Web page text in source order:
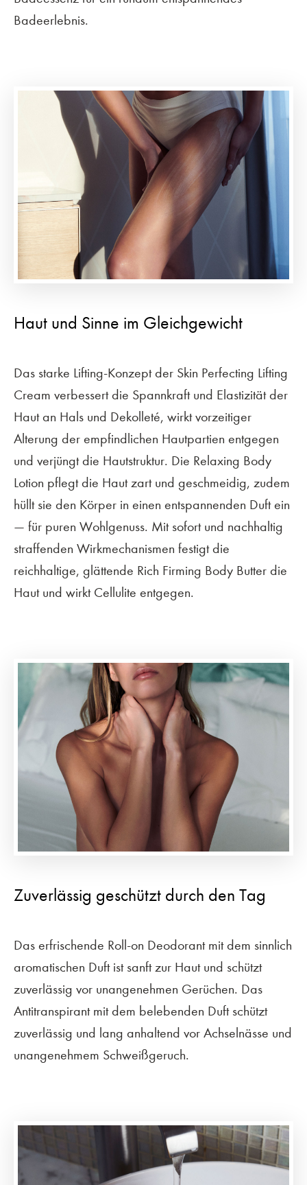
Badeerlebnis.
Haut und Sinne im Gleichgewicht
Das starke Lifting-Konzept der Skin Perfecting Lifting
Cream verbessert die Spannkraft und Elastizität der
Haut an Hals und Dekolleté, wirkt vorzeitiger
Alterung der empfindlichen Hautpartien entgegen
und verjüngt die Hautstruktur. Die Relaxing Body
Lotion pflegt die Haut zart und geschmeidig, zudem
hüllt sie den Körper in einen entspannenden Duft ein
— für puren Wohlgenuss. Mit sofort und nachhaltig
straffenden Wirkmechanismen festigt die
reichhaltige, glättende Rich Firming Body Butter die
Haut und wirkt Cellulite entgegen.
Zuverlässig geschützt durch den Tag
Das erfrischende Roll-on Deodorant mit dem sinnlich
aromatischen Duft ist sanft zur Haut und schützt
zuverlässig vor unangenehmen Gerüchen. Das
Antitranspirant mit dem belebenden Duft schützt
zuverlässig und lang anhaltend vor Achselnässe und
unangenehmem Schweißgeruch.